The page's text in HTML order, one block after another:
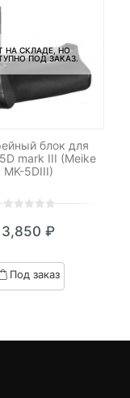
НА СКЛАДЕ, НО
ПОД ЗАКАЗ.
блок для
mark III (Meike
MK-5DIII)
out
based
on
3,850 ₽
Под заказ